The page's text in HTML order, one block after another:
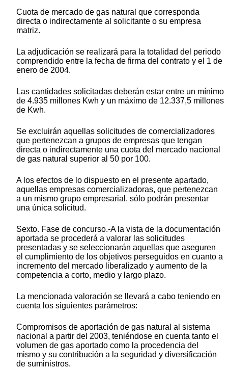
Cuota de mercado de gas natural que corresponda
directa o indirectamente al solicitante o su empresa
matriz.
La adjudicación se realizará para la totalidad del periodo
comprendido entre la fecha de firma del contrato y el 1 de
enero de 2004.
Las cantidades solicitadas deberán estar entre un mínimo
de 4.935 millones Kwh y un máximo de 12.337,5 millones
de Kwh.
Se excluirán aquellas solicitudes de comercializadores
que pertenezcan a grupos de empresas que tengan
directa o indirectamente una cuota del mercado nacional
de gas natural superior al 50 por 100.
A los efectos de lo dispuesto en el presente apartado,
aquellas empresas comercializadoras, que pertenezcan
a un mismo grupo empresarial, sólo podrán presentar
una única solicitud.
Sexto. Fase de concurso.-A la vista de la documentación
aportada se procederá a valorar las solicitudes
presentadas y se seleccionarán aquellas que aseguren
el cumplimiento de los objetivos perseguidos en cuanto a
incremento del mercado liberalizado y aumento de la
competencia a corto, medio y largo plazo.
La mencionada valoración se llevará a cabo teniendo en
cuenta los siguientes parámetros:
Compromisos de aportación de gas natural al sistema
nacional a partir del 2003, teniéndose en cuenta tanto el
volumen de gas aportado como la procedencia del
mismo y su contribución a la seguridad y diversificación
de suministros.